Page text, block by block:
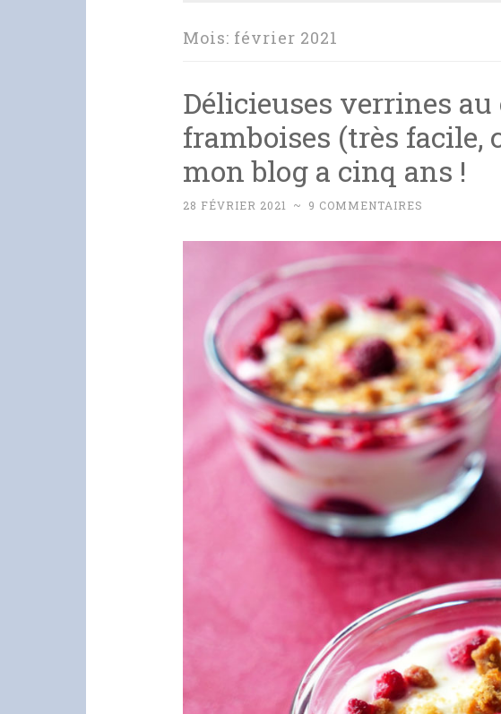
Mois: février 2021
Délicieuses verrines
framboises (très facile,
mon blog a cinq ans !
28 FÉVRIER 2021 ~ 9 COMMENTAIRES